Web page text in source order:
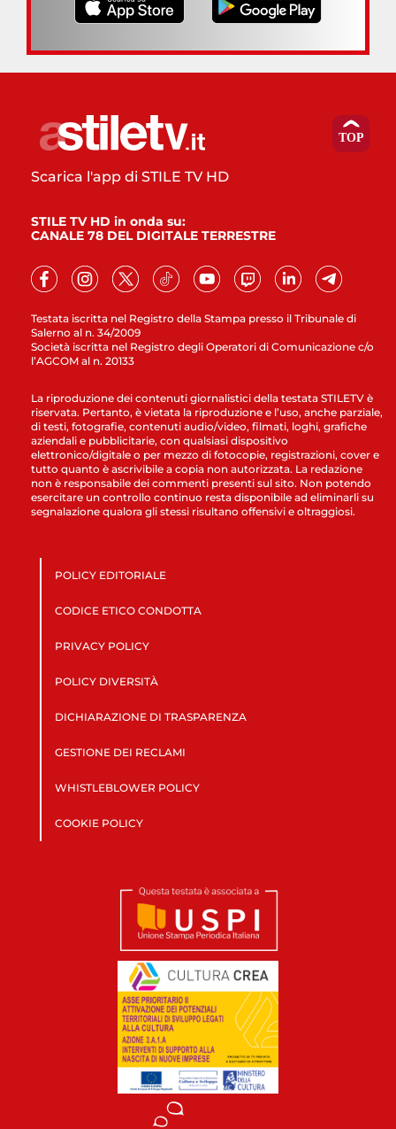
Testata iscritta nel Registro della Stampa presso il Tribunale di
Salerno al n. 34/2009
Società iscritta nel Registro degli Operatori di Comunicazione c/o
l’AGCOM al n. 20133
Scarica l'app di STILE TV HD
STILE TV HD in onda su:
CANALE 78 DEL DIGITALE TERRESTRE
La riproduzione dei contenuti giornalistici della testata STILETV è
riservata. Pertanto, è vietata la riproduzione e l’uso, anche parziale,
di testi, fotografie, contenuti audio/video, filmati, loghi, grafiche
aziendali e pubblicitarie, con qualsiasi dispositivo
elettronico/digitale o per mezzo di fotocopie, registrazioni, cover e
tutto quanto è ascrivibile a copia non autorizzata. La redazione
non è responsabile dei commenti presenti sul sito. Non potendo
esercitare un controllo continuo resta disponibile ad eliminarli su
segnalazione qualora gli stessi risultano offensivi e oltraggiosi.
POLICY EDITORIALE
CODICE ETICO CONDOTTA
PRIVACY POLICY
POLICY DIVERSITÀ
DICHIARAZIONE DI TRASPARENZA
GESTIONE DEI RECLAMI
WHISTLEBLOWER POLICY
COOKIE POLICY